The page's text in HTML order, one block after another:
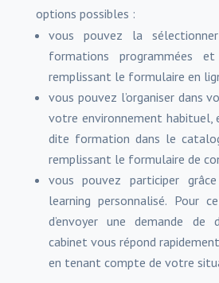
options possibles :
vous pouvez la
formations programmées
remplissant le formulaire en
vous pouvez l’organiser dans
votre environnement habituel,
dite formation dans le
remplissant le formulaire de
vous pouvez participer
learning personnalisé. Pour
d’envoyer une demande de
cabinet vous répond
en tenant compte de votre